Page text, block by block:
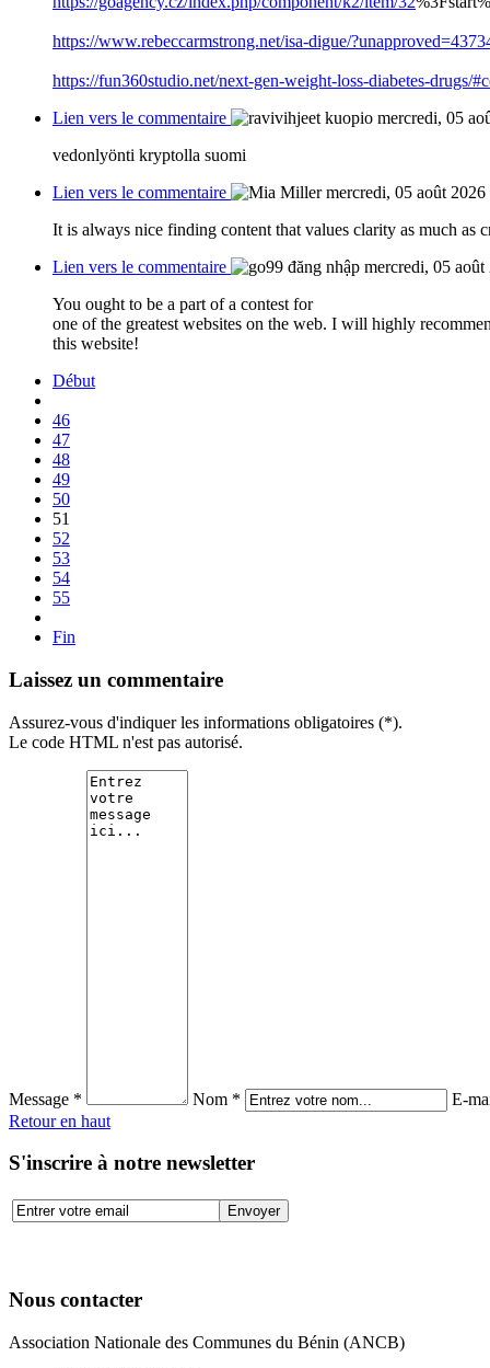
https://www.rebeccarmstrong.net/isa-digue/
https://fun360studio.net/next-gen-weight-loss-diabetes-drugs/
Lien vers le commentaire
mercredi, 05
vedonlyönti kryptolla suomi
Lien vers le commentaire
mercredi, 05 août 2026
It is always nice finding content that values clarity as much as
Lien vers le commentaire
mercredi, 05
You ought to be a part of a contest for
one of the greatest websites on the web. I will highly
this website!
Début
46
47
48
49
50
51
52
53
54
55
Fin
Laissez un commentaire
Assurez-vous d'indiquer les informations obligatoires (*).
Le code HTML n'est pas autorisé.
Message * Nom *
E-
Retour en haut
S'inscrire à notre newsletter
Nous contacter
Association Nationale des Communes du Bénin (ANCB)